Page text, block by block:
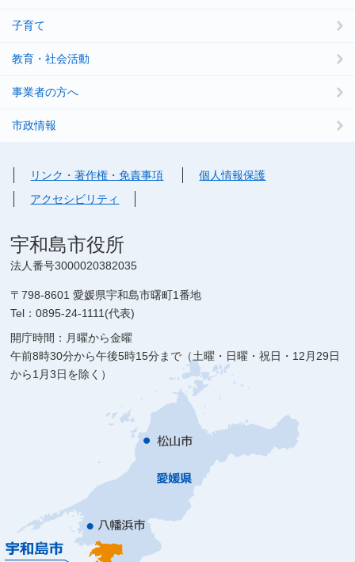
子育て
教育・社会活動
事業者の方へ
市政情報
リンク・著作権・免責事項
個人情報保護
アクセシビリティ
宇和島市役所
法人番号3000020382035
〒798-8601 愛媛県宇和島市曙町1番地
Tel：0895-24-1111(代表)
開庁時間：月曜から金曜
午前8時30分から午後5時15分まで（土曜・日曜・祝日・12月29日
から1月3日を除く）